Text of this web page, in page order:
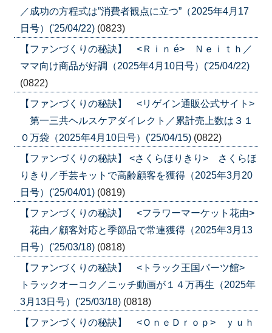
／成功の方程式は”消費者観点に立つ”（2025年4月17
日号）('25/04/22) (0823)
【ファンづくりの秘訣】 <Ｒｉｎ é> Ｎｅｉｔｈ／
ママ向け商品が好調（2025年4月10日号）('25/04/22)
(0822)
【ファンづくりの秘訣】 <リゲイン通販公式サイト>
第一三共ヘルスケアダイレクト／累計売上数は３１
０万袋（2025年4月10日号）('25/04/15) (0822)
【ファンづくりの秘訣】 <さくらほりきり> さくらほ
りきり／手芸キットで高齢顧客を獲得（2025年3月20
日号）('25/04/01) (0819)
【ファンづくりの秘訣】 <フラワーマーケット花由>
花由／顧客対応と季節品で常連獲得（2025年3月13
日号）('25/03/18) (0818)
【ファンづくりの秘訣】 <トラック王国パーツ館>
トラックオーコク／ニッチ動画が１４万再生（2025年
3月13日号）('25/03/18) (0818)
【ファンづくりの秘訣】 <ＯｎｅＤｒｏｐ> ｙｕｈ